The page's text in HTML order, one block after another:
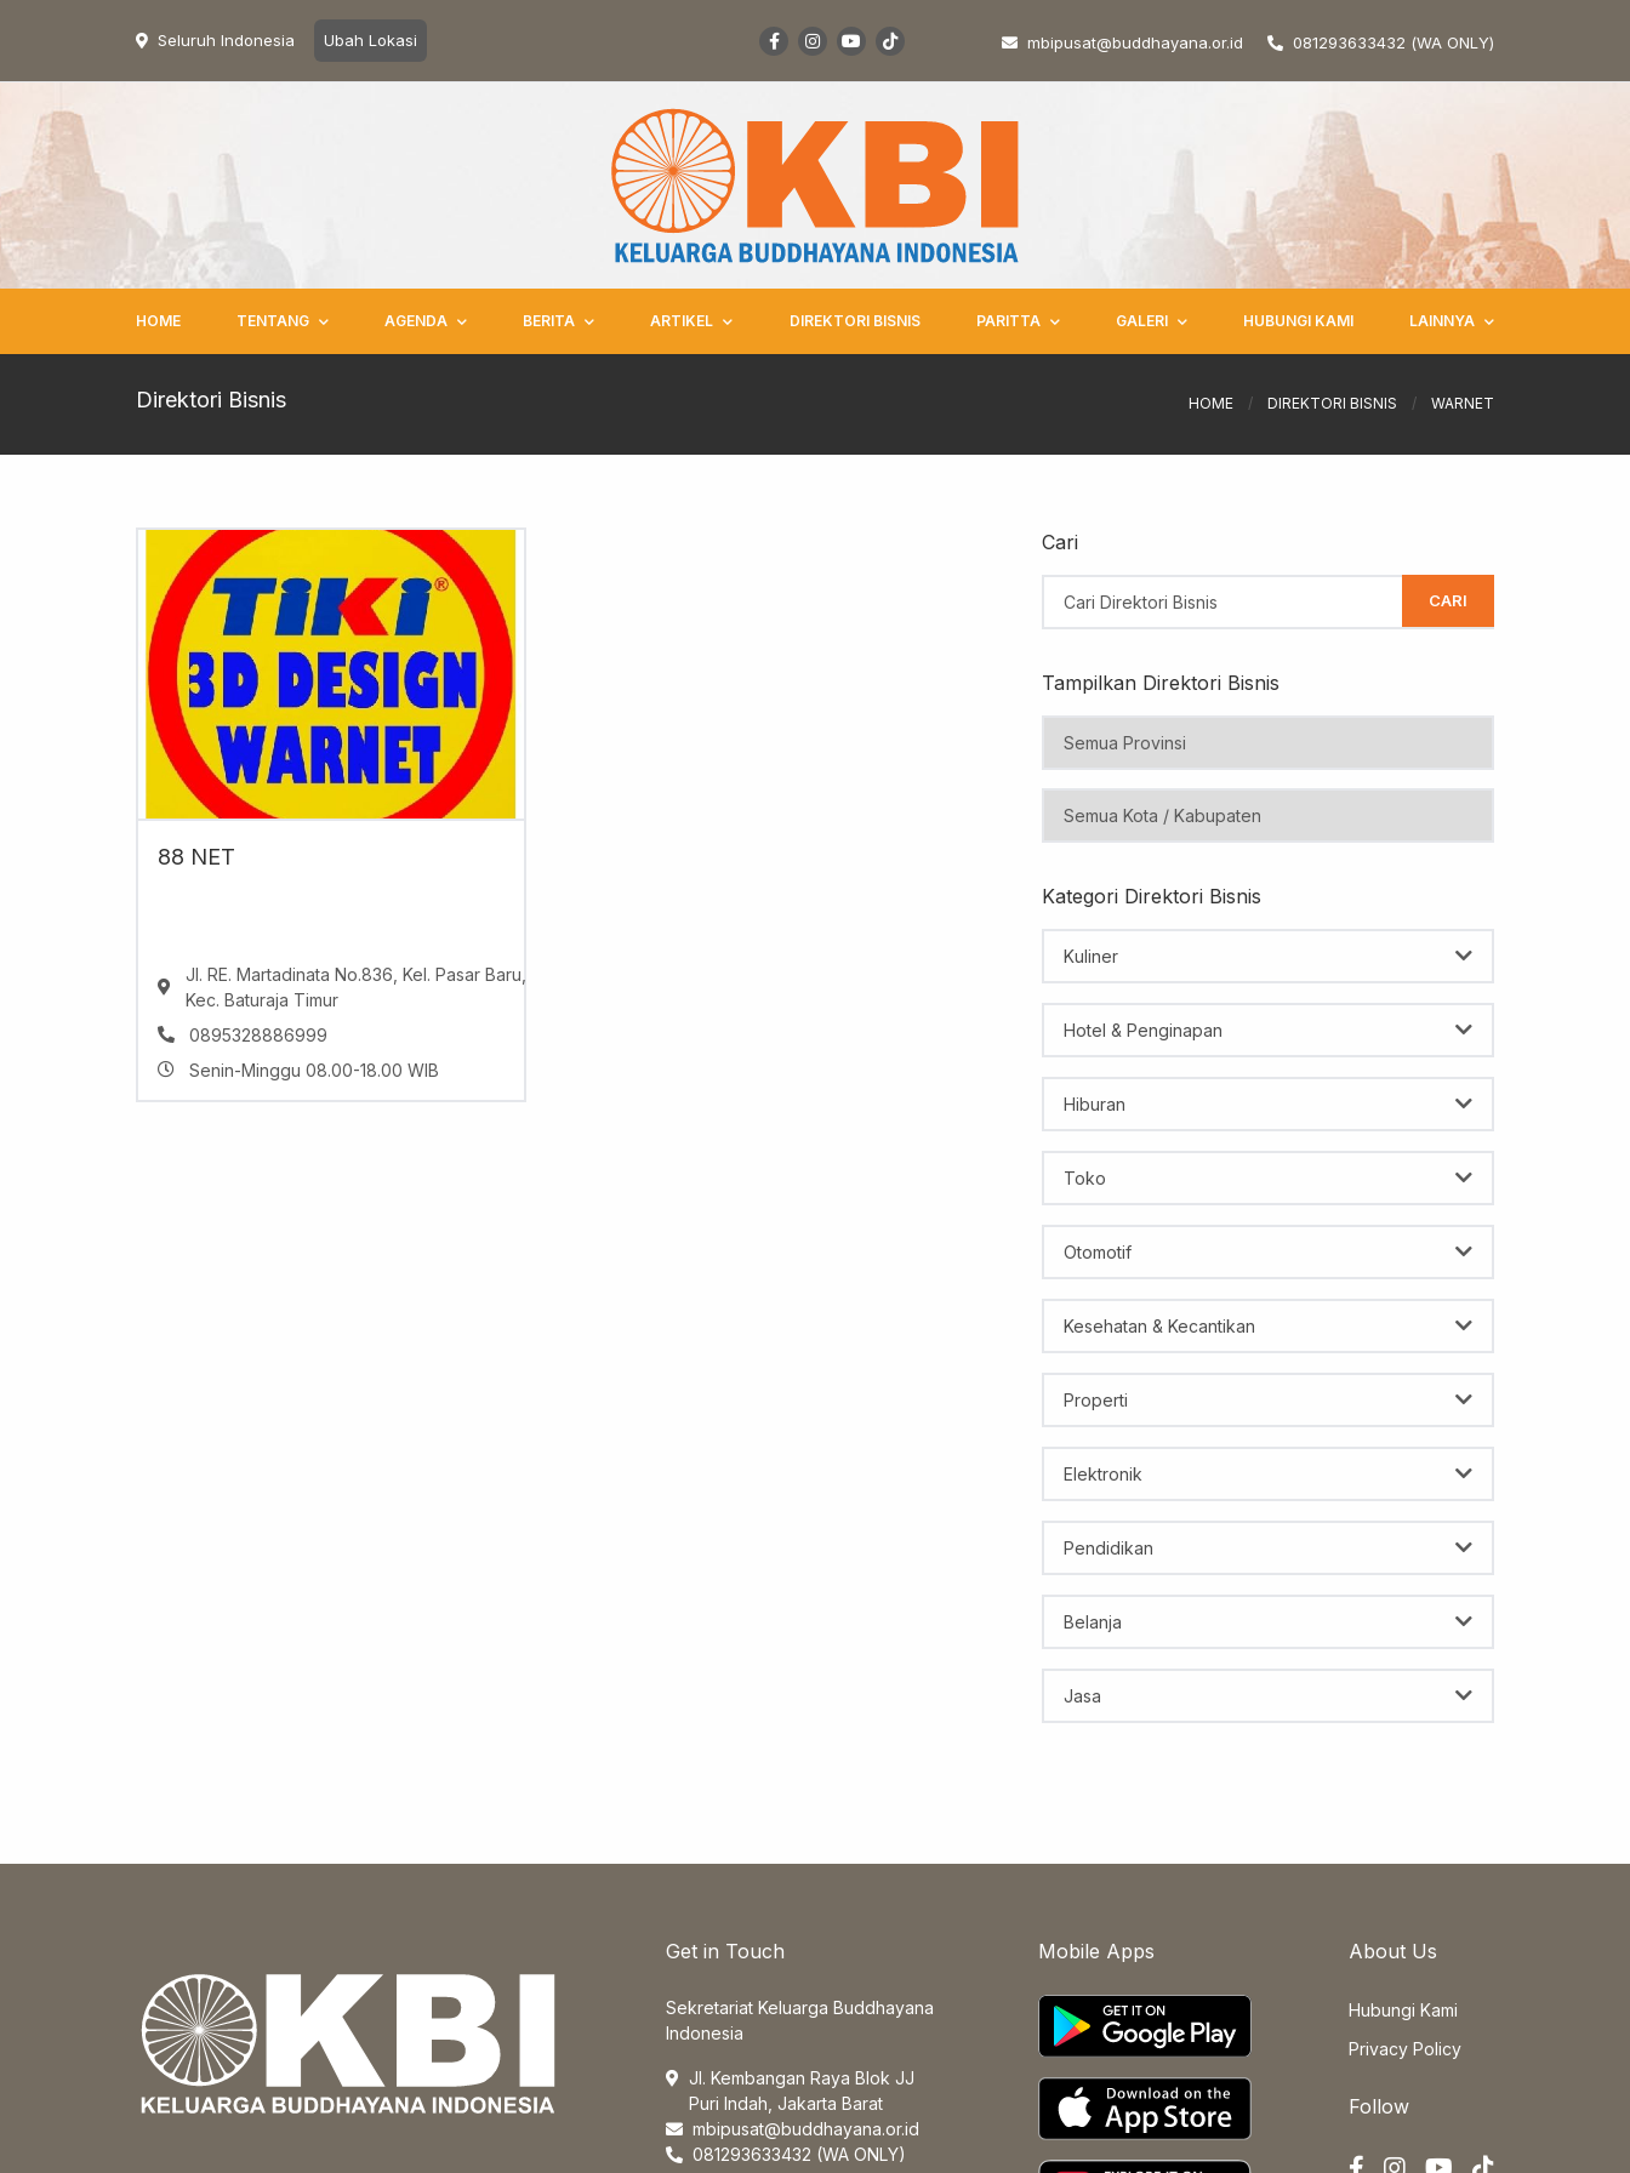
Seluruh Indonesia Ubah Lokasi mbipusat@buddhayana.or.id 081293633432 (WA ONLY)
HOME TENTANG AGENDA BERITA ARTIKEL DIREKTORI BISNIS PARITTA GALERI HUBUNGI KAMI LAINNYA
Direktori Bisnis HOME / DIREKTORI BISNIS / WARNET
88 NET
Jl. RE. Martadinata No.836, Kel. Pasar Baru,
Kec. Baturaja Timur
0895328886999
Senin-Minggu 08.00-18.00 WIB
Cari
CARI
Tampilkan Direktori Bisnis
Kategori Direktori Bisnis
Kuliner
Hotel & Penginapan
Hiburan
Toko
Otomotif
Kesehatan & Kecantikan
Properti
Elektronik
Pendidikan
Belanja
Jasa
Get in Touch
Sekretariat Keluarga Buddhayana
Indonesia
Jl. Kembangan Raya Blok JJ
Puri Indah, Jakarta Barat
mbipusat@buddhayana.or.id
081293633432 (WA ONLY)
Mobile Apps About Us
Hubungi Kami
Privacy Policy
Follow